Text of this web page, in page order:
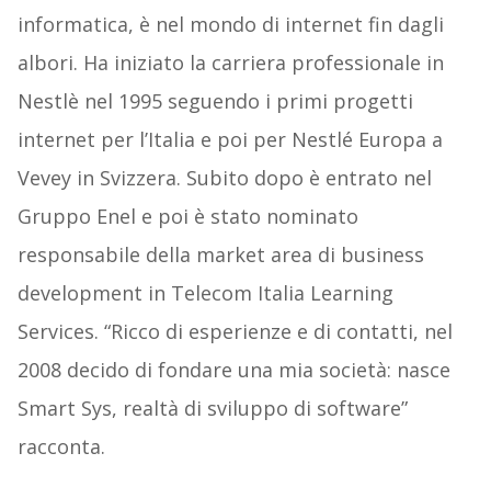
informatica, è nel mondo di internet fin dagli
albori. Ha iniziato la carriera professionale in
Nestlè nel 1995 seguendo i primi progetti
internet per l’Italia e poi per Nestlé Europa a
Vevey in Svizzera. Subito dopo è entrato nel
Gruppo Enel e poi è stato nominato
responsabile della market area di business
development in Telecom Italia Learning
Services. “Ricco di esperienze e di contatti, nel
2008 decido di fondare una mia società: nasce
Smart Sys, realtà di sviluppo di software”
racconta.